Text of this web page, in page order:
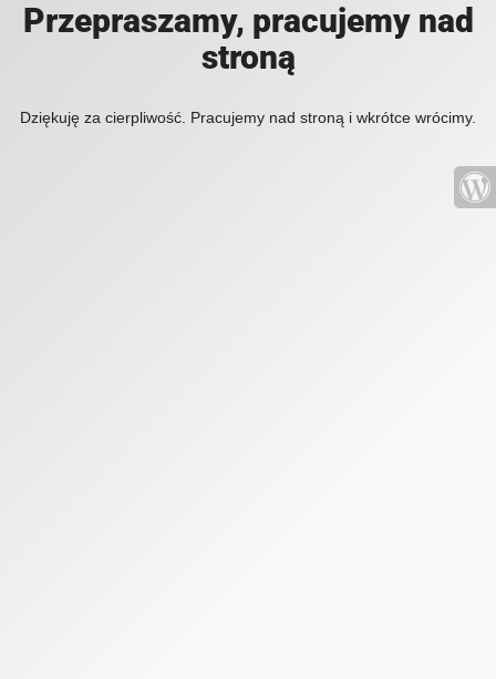
Przepraszamy, pracujemy nad
stroną
Dziękuję za cierpliwość. Pracujemy nad stroną i wkrótce wrócimy.